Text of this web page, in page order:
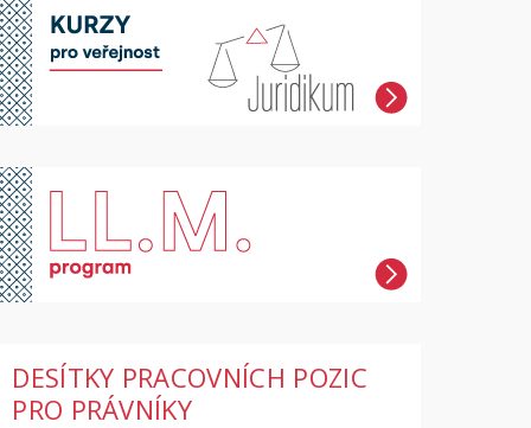
DESÍTKY PRACOVNÍCH POZIC
PRO PRÁVNÍKY